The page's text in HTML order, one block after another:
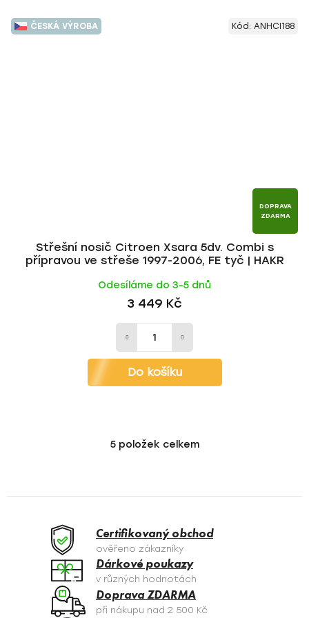
ČESKÁ VÝROBA
DOPRAVA
ZDARMA
Střešní nosič Citroen Xsara 5dv. Combi s
přípravou ve střeše 1997-2006, FE tyč | HAKR
Odesíláme do 3-5 dnů
3 449 Kč
Do košíku
Kód: ANHCI188
O
á
c
í
p
r
v
5položek celkem
Certifikovaný obchod
ověřeno zákazníky
Dárkové poukazy
v různých hodnotách
Doprava ZDARMA
při nákupu nad 2 500 Kč